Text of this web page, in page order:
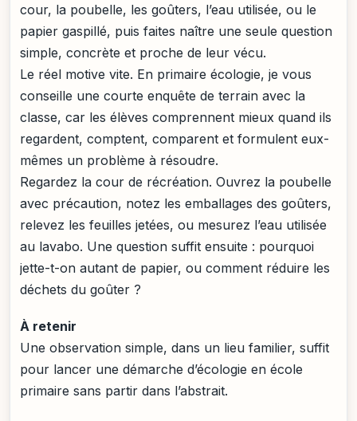
cour, la poubelle, les goûters, l’eau utilisée, ou le
papier gaspillé, puis faites naître une seule question
simple, concrète et proche de leur vécu.
Le réel motive vite. En primaire écologie, je vous
conseille une courte enquête de terrain avec la
classe, car les élèves comprennent mieux quand ils
regardent, comptent, comparent et formulent eux-
mêmes un problème à résoudre.
Regardez la cour de récréation. Ouvrez la poubelle
avec précaution, notez les emballages des goûters,
relevez les feuilles jetées, ou mesurez l’eau utilisée
au lavabo. Une question suffit ensuite : pourquoi
jette-t-on autant de papier, ou comment réduire les
déchets du goûter ?
À retenir
Une observation simple, dans un lieu familier, suffit
pour lancer une démarche d’écologie en école
primaire sans partir dans l’abstrait.